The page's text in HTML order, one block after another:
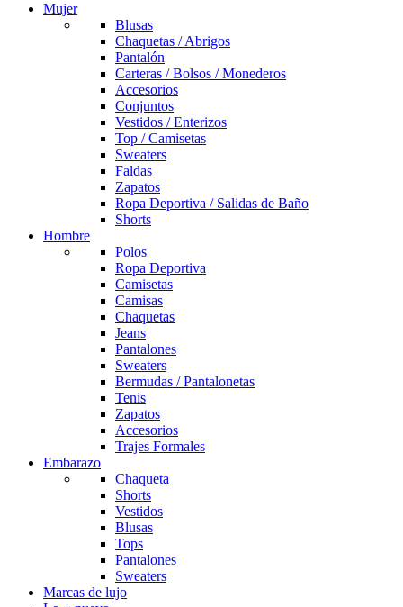
Mujer
Blusas
Chaquetas / Abrigos
Pantalón
Carteras / Bolsos / Monederos
Accesorios
Conjuntos
Vestidos / Enterizos
Top / Camisetas
Sweaters
Faldas
Zapatos
Ropa Deportiva / Salidas de Baño
Shorts
Hombre
Polos
Ropa Deportiva
Camisetas
Camisas
Chaquetas
Jeans
Pantalones
Sweaters
Bermudas / Pantalonetas
Tenis
Zapatos
Accesorios
Trajes Formales
Embarazo
Chaqueta
Shorts
Vestidos
Blusas
Tops
Pantalones
Sweaters
Marcas de lujo